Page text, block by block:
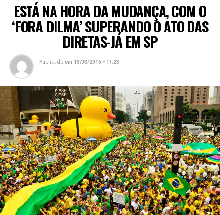
ESTÁ NA HORA DA MUDANÇA, COM O
‘FORA DILMA’ SUPERANDO O ATO DAS
DIRETAS-JÁ EM SP
Publicado em 13/03/2016 - 19:23